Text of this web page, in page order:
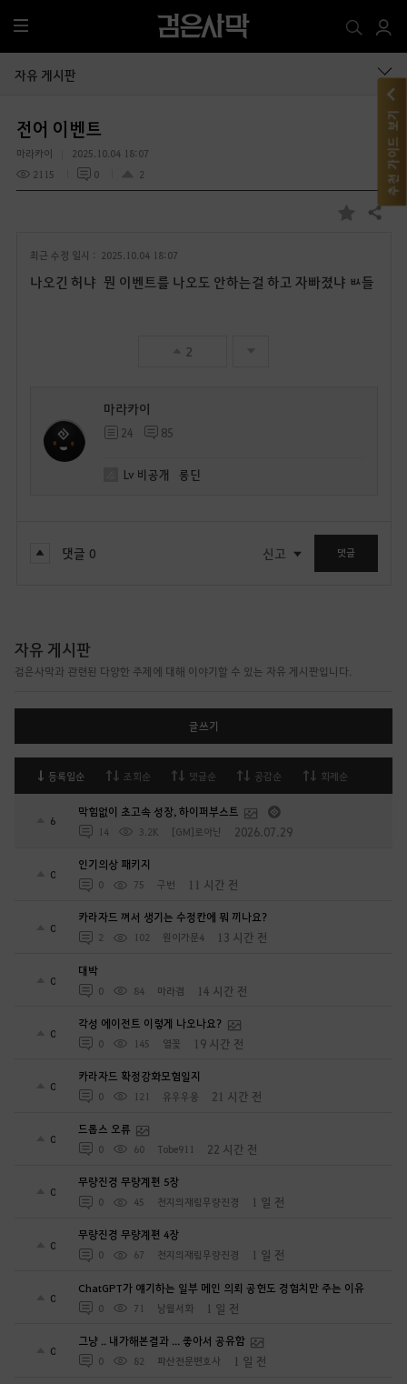
전
체
메
자유 게시판
전어 이벤트
마라카이
2025.10.04 18:07
2115
0 2
즐
기
공유하기
최근 수정 일시 : 2025.10.04 18:07
나오긴 허냐 뭔 이벤트를 나오도 안하는걸 하고 자빠졌냐 ㅄ들
2
마라카이
24 85
Lv 비공개 롱딘
댓글 0 신고 댓글
자유 게시판
검은사막과 관련된 다양한 주제에 대해 이야기할 수 있는 자유 게시판입니다.
글쓰기
등록일순 조회순 댓글순 공감순 화제순
6
막힘없이 초고속 성장, 하이퍼부스트
14 3.2K [GM]로아닌 2026.07.29
0
인기의상 패키지
0 75 구번 11 시간 전
0
카라자드 껴서 생기는 수정칸에 뭐 끼나요?
2 102 원이가문4 13 시간 전
0
대박
0 84 마라겸 14 시간 전
0
각성 에이전트 이렇게 나오나요?
0 145 열꽃 19 시간 전
0
카라자드 확정강화모험일지
0 121 유우우웅 21 시간 전
0
드롭스 오류
0 60 Tobe911 22 시간 전
0
무량진경 무량계편 5장
0 45 천지의재림무량진경 1 일 전
0
무량진경 무량계편 4장
0 67 천지의재림무량진경 1 일 전
0
ChatGPT가 얘기하는 일부 메인 의뢰 공헌도 경험치만 주는 이유
0 71 낭월서화 1 일 전
0
그냥 .. 내가해본결과 ... 좋아서 공유함
0 82 파산전문변호사 1 일 전
추천 가이드 보기